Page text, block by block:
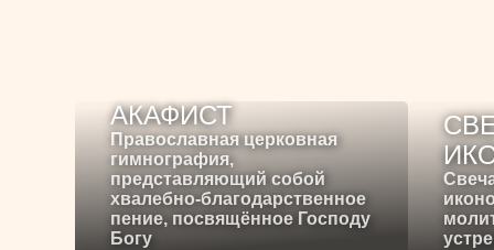
АКАФИСТ
Православная церковная
гимнография,
представляющий собой
хвалебно-благодарственное
пение, посвящённое Господу
Богу